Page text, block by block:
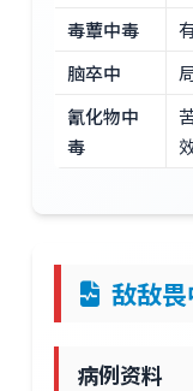
毒蕈中毒
脑卒中
氰化物中
毒
敌敌
病例资料